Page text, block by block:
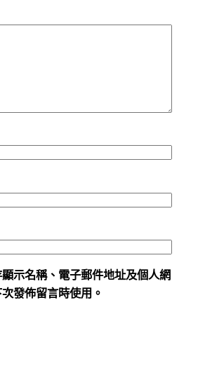
示名稱、電子郵件地址及個人網
發佈留言時使用。